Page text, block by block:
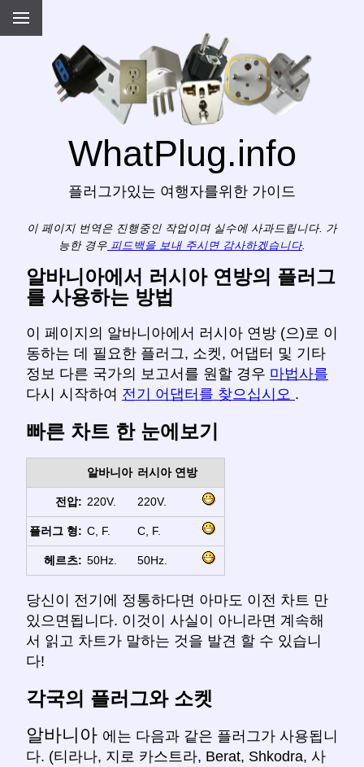
WhatPlug.info
플러그가있는 여행자를위한 가이드
이 페이지 번역은 진행중인 작업이며 실수에 사과드립니다. 가
능한 경우 피드백을 보내 주시면 감사하겠습니다.
알바니아에서 러시아 연방의 플러그
를 사용하는 방법
이 페이지의 알바니아에서 러시아 연방 (으)로 이
동하는 데 필요한 플러그, 소켓, 어댑터 및 기타
정보 다른 국가의 보고서를 원할 경우 마법사를
다시 시작하여 전기 어댑터를 찾으십시오 .
빠른 차트 한 눈에보기
알바니아 러시아 연방
전압: 220V. 220V.
플러그 형: C, F. C, F.
헤르츠: 50Hz. 50Hz.
당신이 전기에 정통하다면 아마도 이전 차트 만
있으면됩니다. 이것이 사실이 아니라면 계속해
서 읽고 차트가 말하는 것을 발견 할 수 있습니
다!
각국의 플러그와 소켓
알바니아 에는 다음과 같은 플러그가 사용됩니
다. (티라나, 지로 카스트라, Berat, Shkodra, 사